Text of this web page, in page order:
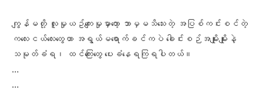
ကျွန်မတို့ လူမှုယဥ်ကျေးမှုမှာတော့ ဘာမှမသိ‌သေးတဲ့ အပြစ်ကင်းစင်တဲ့
ကလေးငယ်လေးတွေဟာ အရွယ်မရောက်ခင်ကပဲ ခေါင်းစဉ်အမျိုးမျိုးနဲ့
သမုတ်ခံရ၊ ထင်ကြေးတွေ ပေးခံနေရကြရပါတယ်။
…
…